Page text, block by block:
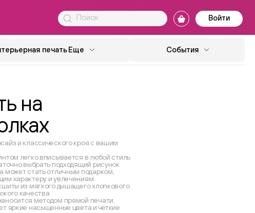
Войти
печать Еще События
на
и классического кроя с вашим
легко вписывается в любой стиль
выбрать подходящий рисунок
может стать отличным подарком,
характеру и увлечениям
из мягкого дышащего хлопкового
качества
методом прямой печати.
яркие насыщенные цвета и чёткие